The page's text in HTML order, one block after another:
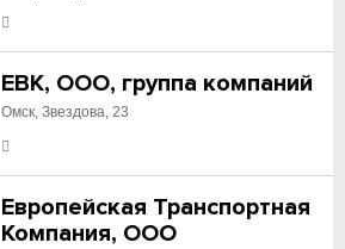
ЕВК, ООО, группа компаний
Омск, Звездова, 23
Европейская Транспортная
Компания, ООО